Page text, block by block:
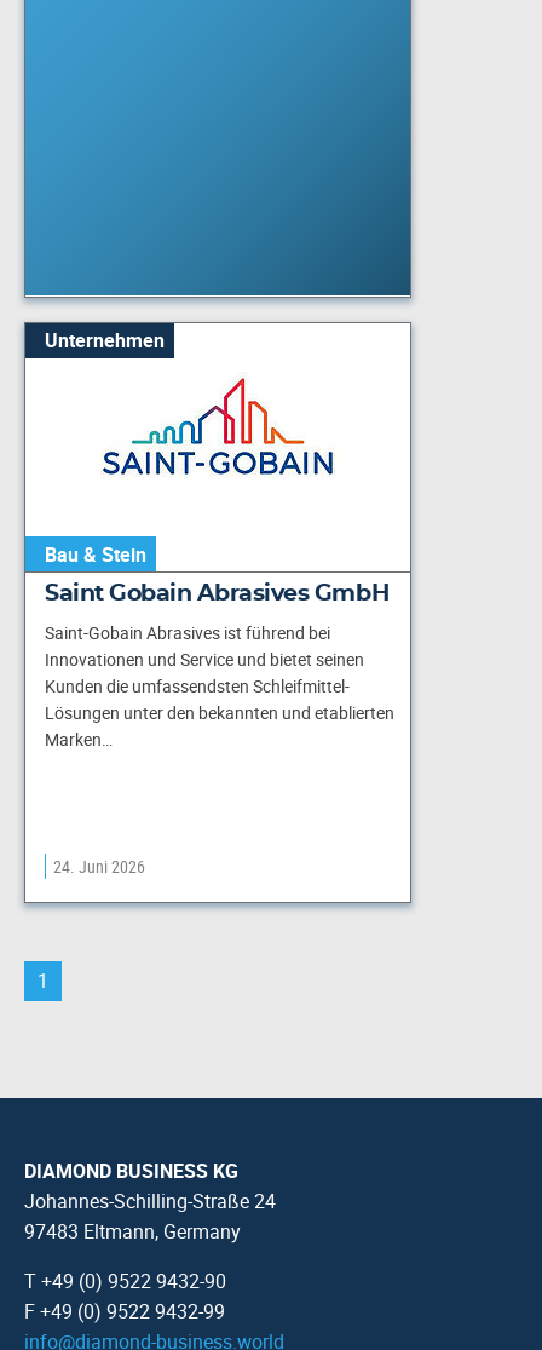
Unternehmen
Bau & Stein
Saint Gobain Abrasives GmbH
Saint-Gobain Abrasives ist führend bei
Innovationen und Service und bietet seinen
Kunden die umfassendsten Schleifmittel-
Lösungen unter den bekannten und etablierten
Marken…
24. Juni 2026
1
DIAMOND BUSINESS KG
Johannes-Schilling-Straße 24
97483 Eltmann, Germany
T +49 (0) 9522 9432-90
F +49 (0) 9522 9432-99
info@diamond-business.world